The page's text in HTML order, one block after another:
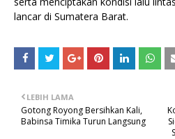
lancar di Sumatera Barat.
LEBIH LAMA
Gotong Royong Bersihkan Kali,
Babinsa Timika Turun Langsung